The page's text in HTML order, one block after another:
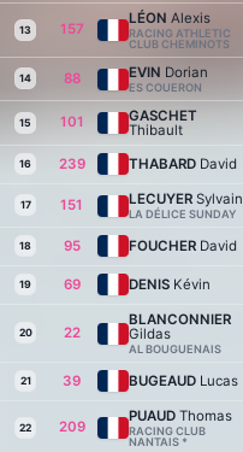
13 157
LÉON Alexis
RACING ATHLETIC
CLUB CHEMINOTS
14 88 EVIN Dorian
ES COUERON
15 101
GASCHET
Thibault
16 239 THABARD David
17 151 LECUYER Sylvain
LA DÉLICE SUNDAY
18 95 FOUCHER David
19 69 DENIS Kévin
20 22
BLANCONNIER
Gildas
AL BOUGUENAIS
21 39 BUGEAUD Lucas
22 209
PUAUD Thomas
RACING CLUB
NANTAIS *